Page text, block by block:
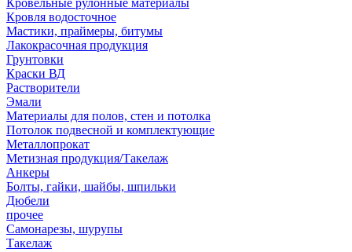
Кровельные рулонные материалы
Кровля водосточное
Мастики, праймеры, битумы
Лакокрасочная продукция
Грунтовки
Краски ВД
Растворители
Эмали
Материалы для полов, стен и потолка
Потолок подвесной и комплектующие
Металлопрокат
Метизная продукция/Такелаж
Анкеры
Болты, гайки, шайбы, шпильки
Дюбели
прочее
Самонарезы, шурупы
Такелаж